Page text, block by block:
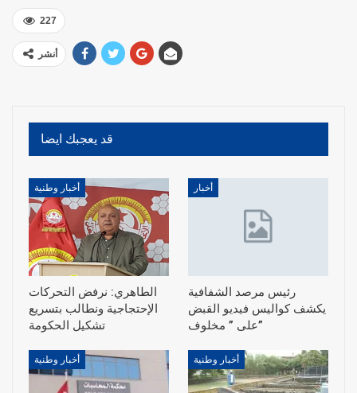
227
أنشر
قد يعجبك ايضا
أخبار وطنية
الطاهري: نرفض التحركات
الإحتجاجية ونطالب بتسريع
أخبار
رئيس مرصد الشفافية
يكشف كواليس فيديو القبض
على ” مخلوف”
أخبار وطنية أخبار وطنية